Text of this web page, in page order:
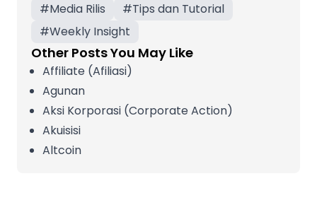
#Media Rilis #Tips dan Tutorial
#Weekly Insight
Other Posts You May Like
Affiliate (Afiliasi)
Agunan
Aksi Korporasi (Corporate Action)
Akuisisi
Altcoin